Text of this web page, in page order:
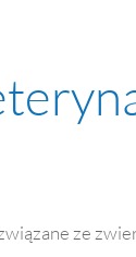
ze